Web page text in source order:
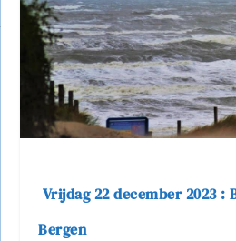
Vrijdag 22 december 2023 :
Bergen